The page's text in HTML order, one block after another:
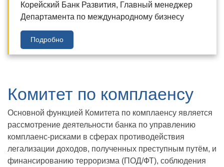
Корейский Банк Развития, Главный менеджер
Департамента по международному бизнесу
Подробно
Комитет по комплаенсу
Основной функцией Комитета по комплаенсу является
рассмотрение деятельности банка по управлению
комплаенс-рисками в сферах противодействия
легализации доходов, полученных преступным путём, и
финансированию терроризма (ПОД/ФТ), соблюдения